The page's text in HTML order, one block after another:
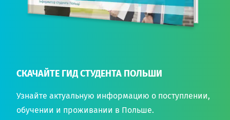
СКАЧАЙТЕ ГИД СТУДЕНТА ПОЛЬШИ
Узнайте актуальную информацию о поступлении,
обучении и проживании в Польше.